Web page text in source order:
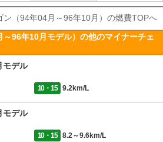
（94年04月～96年10月）の燃費TOPへ
96年10月モデル）の他のマイナーチェ
モデル
10・15 9.2km/L
モデル
10・15 8.2～9.6km/L